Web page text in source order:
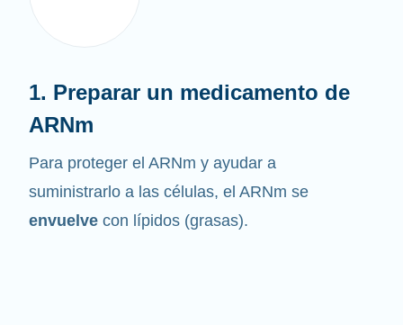
1. Preparar un medicamento de
ARNm
Para proteger el ARNm y ayudar a
suministrarlo a las células, el ARNm se
envuelve con lípidos (grasas).